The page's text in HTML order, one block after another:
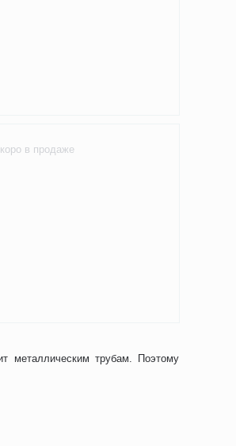
металлическим трубам. Поэтому
в продаже